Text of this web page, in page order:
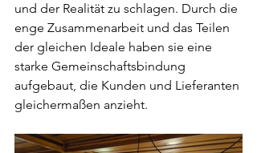
und der Realität zu schlagen. Durch die
enge Zusammenarbeit und das Teilen
der gleichen Ideale haben sie eine
starke Gemeinschaftsbindung
aufgebaut, die Kunden und Lieferanten
gleichermaßen anzieht.